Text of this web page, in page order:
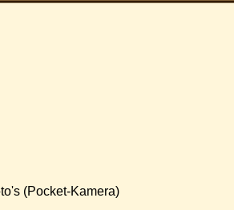
(Pocket-Kamera)